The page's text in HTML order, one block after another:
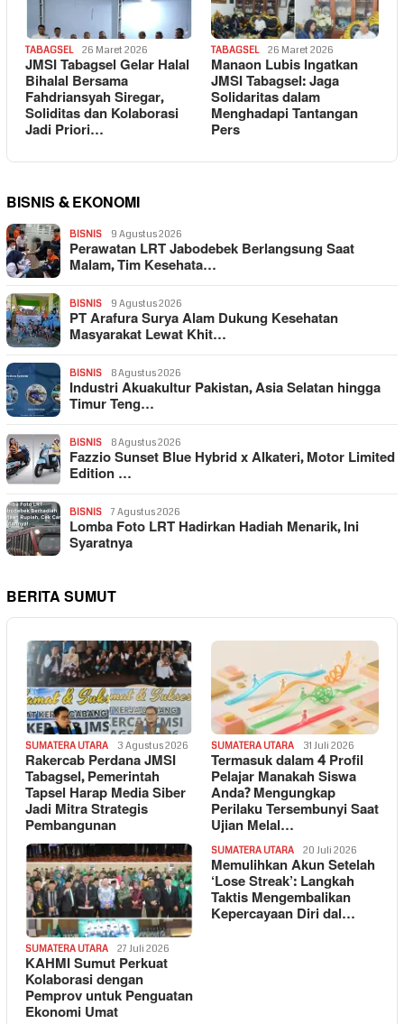
TABAGSEL 26 Maret 2026
JMSI Tabagsel Gelar Halal
Bihalal Bersama
Fahdriansyah Siregar,
Soliditas dan Kolaborasi
Jadi Priori…
TABAGSEL 26 Maret 2026
Manaon Lubis Ingatkan
JMSI Tabagsel: Jaga
Solidaritas dalam
Menghadapi Tantangan
Pers
BISNIS & EKONOMI
BISNIS 9 Agustus 2026
Perawatan LRT Jabodebek Berlangsung Saat
Malam, Tim Kesehata…
BISNIS 9 Agustus 2026
PT Arafura Surya Alam Dukung Kesehatan
Masyarakat Lewat Khit…
BISNIS 8 Agustus 2026
Industri Akuakultur Pakistan, Asia Selatan hingga
Timur Teng…
BISNIS 8 Agustus 2026
Fazzio Sunset Blue Hybrid x Alkateri, Motor Limited
Edition …
BISNIS 7 Agustus 2026
Lomba Foto LRT Hadirkan Hadiah Menarik, Ini
Syaratnya
BERITA SUMUT
SUMATERA UTARA 3 Agustus 2026
Rakercab Perdana JMSI
Tabagsel, Pemerintah
Tapsel Harap Media Siber
Jadi Mitra Strategis
Pembangunan
SUMATERA UTARA 31 Juli 2026
Termasuk dalam 4 Profil
Pelajar Manakah Siswa
Anda? Mengungkap
Perilaku Tersembunyi Saat
Ujian Melal…
SUMATERA UTARA 27 Juli 2026
KAHMI Sumut Perkuat
Kolaborasi dengan
Pemprov untuk Penguatan
Ekonomi Umat
SUMATERA UTARA 20 Juli 2026
Memulihkan Akun Setelah
‘Lose Streak’: Langkah
Taktis Mengembalikan
Kepercayaan Diri dal…